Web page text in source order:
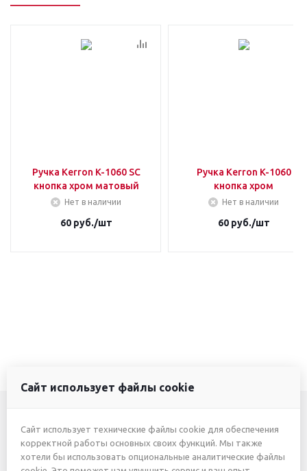
Ручка Kerron K-1060 SC
кнопка хром матовый
Нет в наличии
60руб./шт
Ручка Kerron K-1060
кнопка хром
Нет в наличии
60руб./шт
+7 (3412) 46-7777
+7 (912) 746-00-77
Сайт использует файлы cookie
Сайт использует технические файлы cookie для обеспечения
корректной работы основных своих функций. Мы также
хотели бы использовать опциональные аналитические файлы